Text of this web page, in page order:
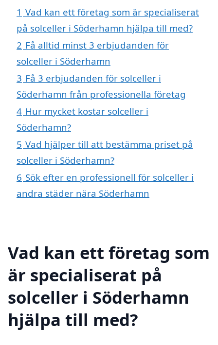
1 Vad kan ett företag som är specialiserat
på solceller i Söderhamn hjälpa till med?
2 Få alltid minst 3 erbjudanden för
solceller i Söderhamn
3 Få 3 erbjudanden för solceller i
Söderhamn från professionella företag
4 Hur mycket kostar solceller i
Söderhamn?
5 Vad hjälper till att bestämma priset på
solceller i Söderhamn?
6 Sök efter en professionell för solceller i
andra städer nära Söderhamn
Vad kan ett företag som
är specialiserat på
solceller i Söderhamn
hjälpa till med?